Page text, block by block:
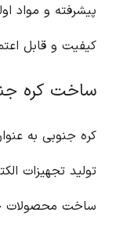
پیشرفته و مواد
کیفیت و قابل
ساخت کره
کره جنوبی به
تولید تجهیزات
ساخت محصولات